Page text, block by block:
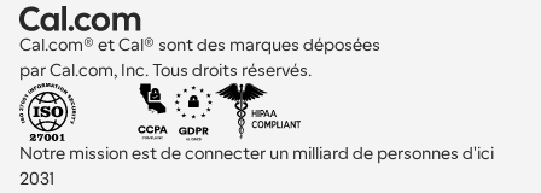
Cal.com® et Cal® sont des marques déposées
par Cal.com, Inc. Tous droits réservés.
Notre mission est de connecter un milliard de personnes d'ici
2031